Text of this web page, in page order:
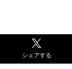
シェアする